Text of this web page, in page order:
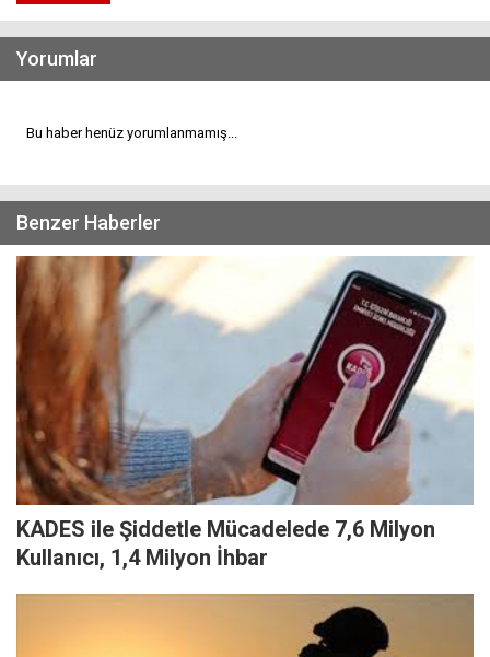
Yorumlar
Bu haber henüz yorumlanmamış...
Benzer Haberler
KADES ile Şiddetle Mücadelede 7,6 Milyon
Kullanıcı, 1,4 Milyon İhbar